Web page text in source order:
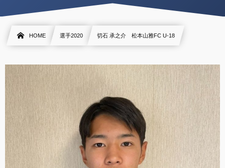
HOME 選手2020 切石 承之介 松本山雅FC U-18